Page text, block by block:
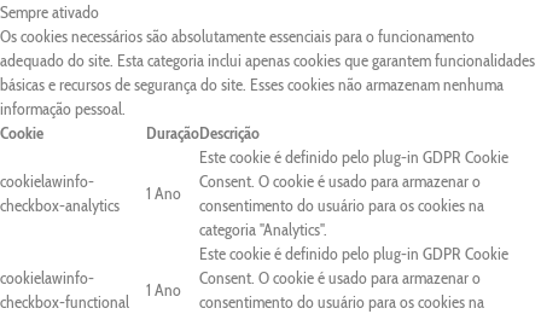
Sempre ativado
Os cookies necessários são absolutamente essenciais para o funcionamento
adequado do site. Esta categoria inclui apenas cookies que garantem funcionalidades
básicas e recursos de segurança do site. Esses cookies não armazenam nenhuma
informação pessoal.
Cookie
DuraçãoDescrição
cookielawinfo-
checkbox-analytics
1 Ano
Este cookie é definido pelo plug-in GDPR Cookie
Consent. O cookie é usado para armazenar o
consentimento do usuário para os cookies na
categoria "Analytics".
cookielawinfo-
checkbox-functional
1 Ano
Este cookie é definido pelo plug-in GDPR Cookie
Consent. O cookie é usado para armazenar o
consentimento do usuário para os cookies na